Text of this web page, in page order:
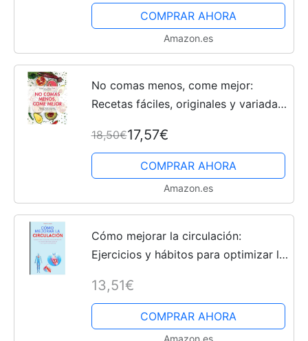
COMPRAR AHORA
Amazon.es
No comas menos, come mejor:
Recetas fáciles, originales y variadas
18,50€17,57€
COMPRAR AHORA
Amazon.es
Cómo mejorar la circulación:
Ejercicios y hábitos para optimizar la
sanguíneo
13,51€
COMPRAR AHORA
Amazon.es